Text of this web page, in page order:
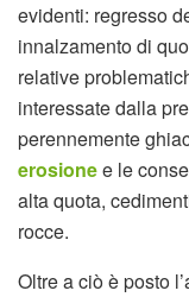
evidenti: regresso
innalzamento di
relative
interessate dalla
perennemente
erosionee le
alta quota,
rocce.
Oltre a ciò è posto